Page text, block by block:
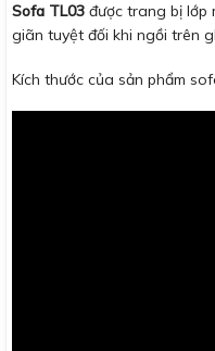
Sofa TL03 được trang bị lớp
giãn tuyệt đối khi ngồi trên
Kích thước của sản phẩm